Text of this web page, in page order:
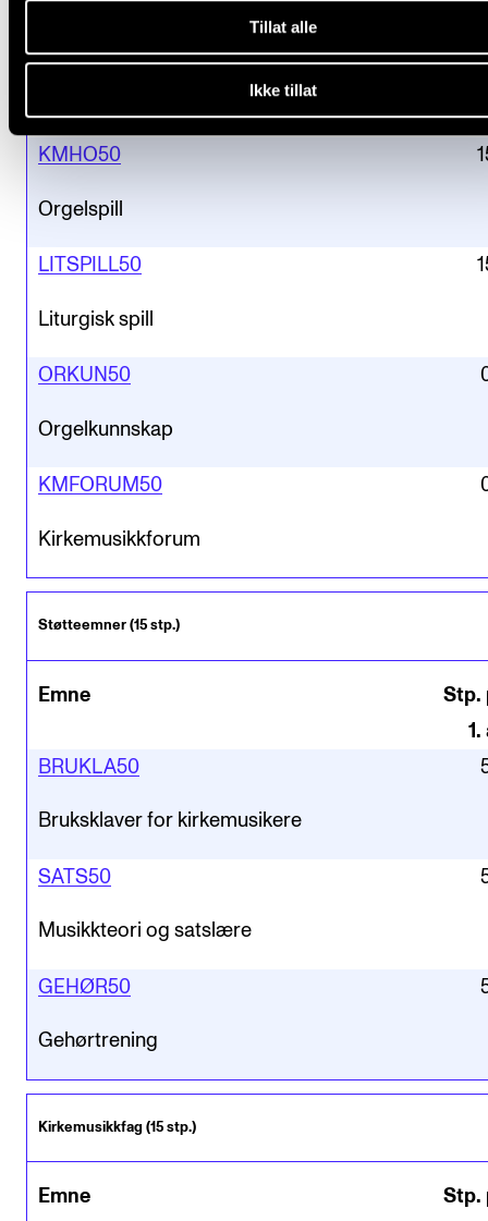
Tillat alle
Ikke tillat
1.
KMHO50
Orgelspill
LITSPILL50
Liturgisk spill
ORKUN50
Orgelkunnskap
KMFORUM50
Kirkemusikkforum
Støtteemner (15 stp.)
Emne
Stp.
1.
BRUKLA50
Bruksklaver for kirkemusikere
SATS50
Musikkteori og satslære
GEHØR50
Gehørtrening
Kirkemusikkfag (15 stp.)
Emne
Stp.